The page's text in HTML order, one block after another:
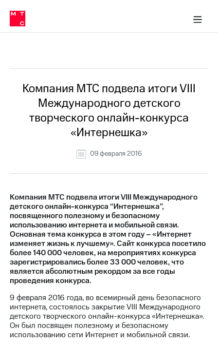
Медиа-центр
и акционерам
Устойчивое развитие
Комплаенс и деловая этика
компании
Карьера
История
компании
Руководство
информация
Медиа-центр
Пресс-
релизы
МТС
о технологиях
Достижения
Интервью
Финансовая
отчетность
Контакты
в МТС
Пресс-
релизы
МТС
о технологиях
Компания МТС подвела итоги VIII
Международного детского
творческого онлайн-конкурса
«Интернешка»
09 февраля 2016
Компания МТС подвела итоги VIII Международного
детского онлайн-конкурса “Интернешка”,
посвященного полезному и безопасному
использованию интернета и мобильной связи.
Основная тема конкурса в этом году – «Интернет
изменяет жизнь к лучшему». Сайт конкурса посетило
более 140 000 человек, на мероприятиях конкурса
зарегистрировались более 33 000 человек, что
является абсолютным рекордом за все годы
проведения конкурса.
9 февраля 2016 года, во всемирный день безопасного
интернета, состоялось закрытие VIII Международного
детского творческого онлайн-конкурса «Интернешка».
Он был посвящен полезному и безопасному
использованию сети Интернет и мобильной связи.